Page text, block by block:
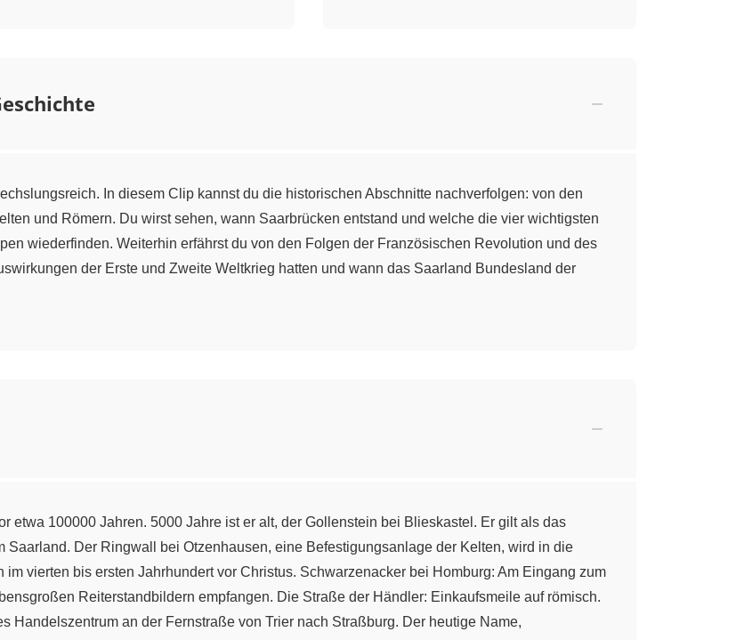
In diesem Clip kannst du die historischen Abschnitte nachverfolgen: von den
und Römern. Du wirst sehen, wann Saarbrücken entstand und welche die vier wichtigsten
wiederfinden. Weiterhin erfährst du von den Folgen der Französischen Revolution und des
der Erste und Zweite Weltkrieg hatten und wann das Saarland Bundesland der
etwa 100000 Jahren. 5000 Jahre ist er alt, der Gollenstein bei Blieskastel. Er gilt als das
Der Ringwall bei Otzenhausen, eine Befestigungsanlage der Kelten, wird in die
vierten bis ersten Jahrhundert vor Christus. Schwarzenacker bei Homburg: Am Eingang zum
Reiterstandbildern empfangen. Die Straße der Händler: Einkaufsmeile auf römisch.
Handelszentrum an der Fernstraße von Trier nach Straßburg. Der heutige Name,